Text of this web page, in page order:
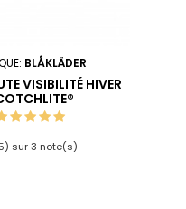
BLÅKLÄDER
VISIBILITÉ HIVER
5) sur3 note(s)